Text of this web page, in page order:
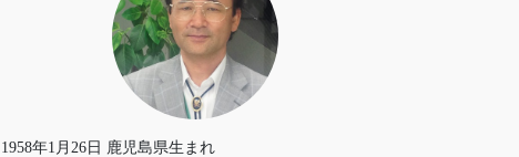
1958年1月26日 鹿児島県生まれ